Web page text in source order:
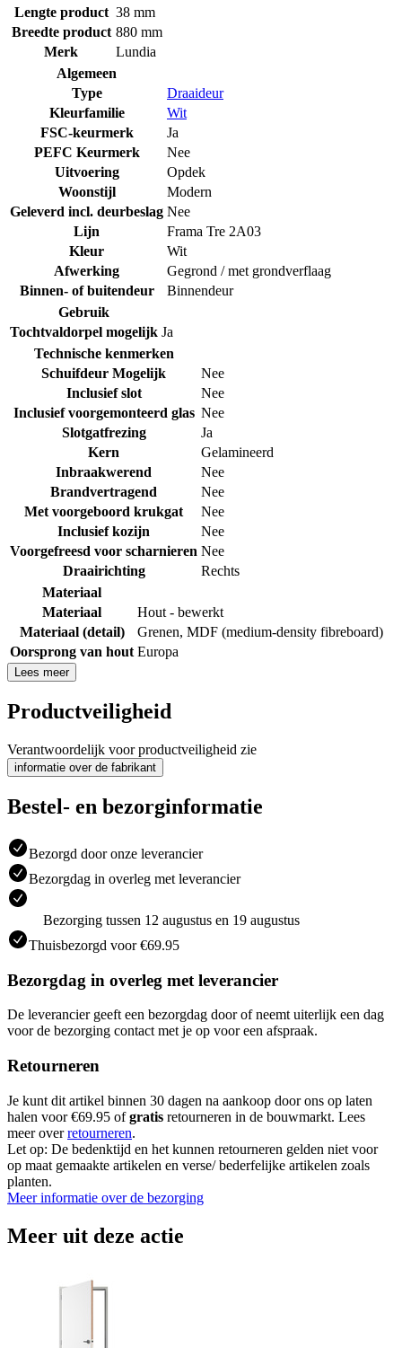
Lengte product 38 mm
Breedte product 880 mm
Merk
Lundia
Algemeen
Type
Draaideur
Kleurfamilie
Wit
FSC-keurmerk
Ja
PEFC Keurmerk
Nee
Uitvoering
Opdek
Woonstijl
Modern
Geleverd incl. deurbeslag Nee
Lijn
Frama Tre 2A03
Kleur
Wit
Afwerking
Gegrond / met grondverflaag
Binnen- of buitendeur
Binnendeur
Gebruik
Tochtvaldorpel mogelijk Ja
Technische kenmerken
Schuifdeur Mogelijk
Nee
Inclusief slot
Nee
Inclusief voorgemonteerd glas Nee
Slotgatfrezing
Ja
Kern
Gelamineerd
Inbraakwerend
Nee
Brandvertragend
Nee
Met voorgeboord krukgat
Nee
Inclusief kozijn
Nee
Voorgefreesd voor scharnieren Nee
Draairichting
Rechts
Materiaal
Materiaal
Hout - bewerkt
Materiaal (detail)
Grenen, MDF (medium-density fibreboard)
Oorsprong van hout Europa
Lees meer
Productveiligheid
Verantwoordelijk voor productveiligheid zie
informatie over de fabrikant
Bestel- en bezorginformatie
Bezorgd door onze leverancier
Bezorgdag in overleg met leverancier
Bezorging tussen 12 augustus en 19 augustus
Thuisbezorgd voor €69.95
Bezorgdag in overleg met leverancier
De leverancier geeft een bezorgdag door of neemt uiterlijk een dag
voor de bezorging contact met je op voor een afspraak.
Retourneren
Je kunt dit artikel binnen 30 dagen na aankoop door ons op laten
halen voor €69.95 ofgratis retourneren in de bouwmarkt. Lees
meer overretourneren.
Let op: De bedenktijd en het kunnen retourneren gelden niet voor
op maat gemaakte artikelen en verse/ bederfelijke artikelen zoals
planten.
Meer informatie over de bezorging
Meer uit deze actie